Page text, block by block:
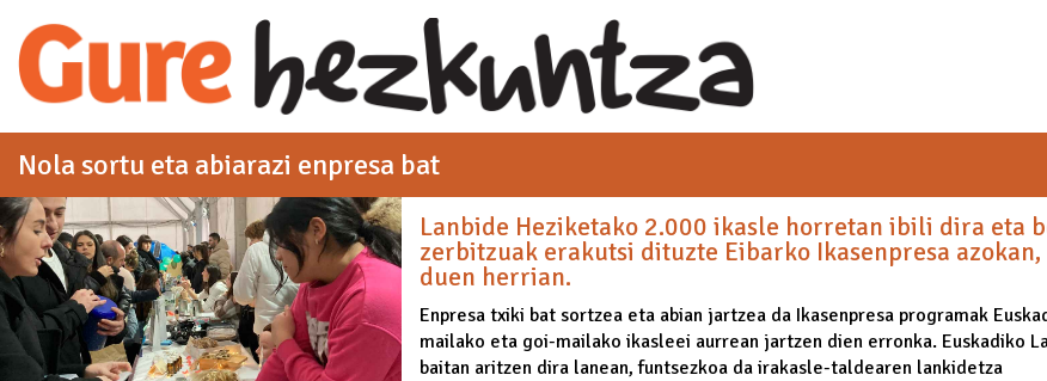
Nola sortu eta abiarazi enpresa bat
Lanbide Heziketako 2.000 ikasle horretan ibili dira eta
zerbitzuak erakutsi dituzte Eibarko Ikasenpresa
duen herrian.
Enpresa txiki bat sortzea eta abian jartzea da Ikasenpresa programak
mailako eta goi-mailako ikasleei aurrean jartzen dien erronka. Euskadiko
baitan aritzen dira lanean, funtsezkoa da irakasle-taldearen lankidetza